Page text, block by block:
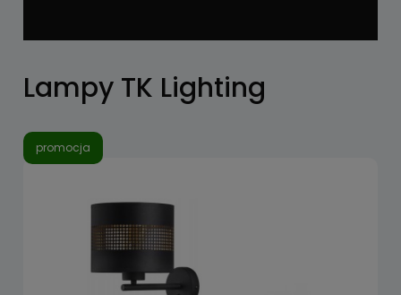
Lampy TK Lighting
promocja